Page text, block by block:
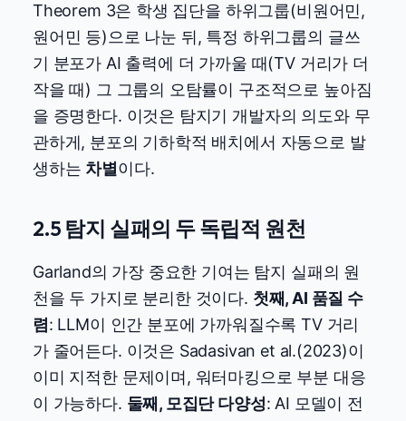
Theorem 3은 학생 집단을 하위그룹(비원어민,
원어민 등)으로 나눈 뒤, 특정 하위그룹의 글쓰
기 분포가 AI 출력에 더 가까울 때(TV 거리가 더
작을 때) 그 그룹의 오탐률이 구조적으로 높아짐
을 증명한다. 이것은 탐지기 개발자의 의도와 무
관하게, 분포의 기하학적 배치에서 자동으로 발
생하는 차별이다.
2.5 탐지 실패의 두 독립적 원천
Garland의 가장 중요한 기여는 탐지 실패의 원
천을 두 가지로 분리한 것이다. 첫째, AI 품질 수
렴: LLM이 인간 분포에 가까워질수록 TV 거리
가 줄어든다. 이것은 Sadasivan et al.(2023)이
이미 지적한 문제이며, 워터마킹으로 부분 대응
이 가능하다. 둘째, 모집단 다양성: AI 모델이 전